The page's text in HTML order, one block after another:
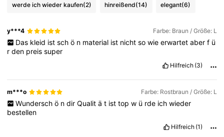
772K Follower
4,63 772K Follower
werde ich wieder kaufen(2) hinreißend(14) elegant(6)
y***4 Farbe: Braun / Größe: L
Das kleid ist sch ö n material ist nicht so wie erwartet aber f ü
rden preissuper
Hilfreich (3)
m***o Farbe: Rostbraun / Größe: L
Wundersch ö n dir Qualit ä t ist top w ü rde ich wieder
bestellen
Hilfreich (1)